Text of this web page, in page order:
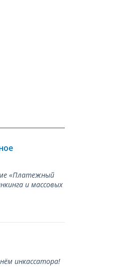
«Платежный
и массовых
инкассатора!